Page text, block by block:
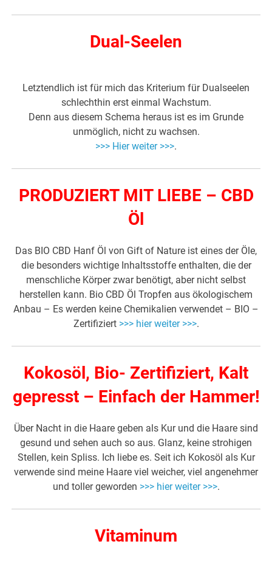
Dual-Seelen
Letztendlich ist für mich das Kriterium für Dualseelen
schlechthin erst einmal Wachstum.
Denn aus diesem Schema heraus ist es im Grunde
unmöglich, nicht zu wachsen.
>>> Hier weiter >>>.
PRODUZIERT MIT LIEBE – CBD
Öl
Das BIO CBD Hanf Öl von Gift of Nature ist eines der Öle,
die besonders wichtige Inhaltsstoffe enthalten, die der
menschliche Körper zwar benötigt, aber nicht selbst
herstellen kann. Bio CBD Öl Tropfen aus ökologischem
Anbau – Es werden keine Chemikalien verwendet – BIO –
Zertifiziert >>> hier weiter >>>.
Kokosöl, Bio- Zertifiziert, Kalt
gepresst – Einfach der Hammer!
Über Nacht in die Haare geben als Kur und die Haare sind
gesund und sehen auch so aus. Glanz, keine strohigen
Stellen, kein Spliss. Ich liebe es. Seit ich Kokosöl als Kur
verwende sind meine Haare viel weicher, viel angenehmer
und toller geworden >>> hier weiter >>>.
Vitaminum